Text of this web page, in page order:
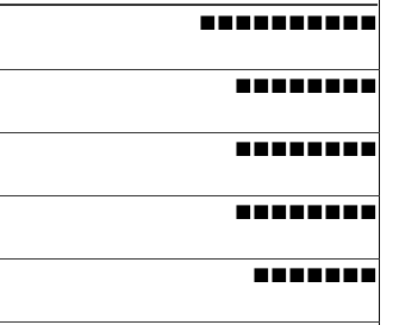
■■■■■■■■■■
■■■■■■■■
■■■■■■■■
■■■■■■■■
■■■■■■■